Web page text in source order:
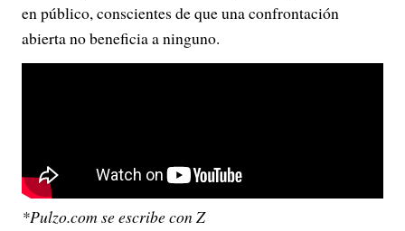
en público, conscientes de que una confrontación
abierta no beneficia a ninguno.
*Pulzo.com se escribe con Z